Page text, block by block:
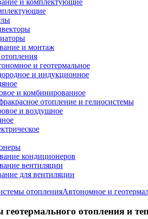
и комплектующие
и монтаж
и геотермальное
и индукционное
и комбинированное
отопление и гелиосистемы
и воздушное
кондиционеров
вентиляции
для вентиляции
отопленияАвтономное и
отопления и